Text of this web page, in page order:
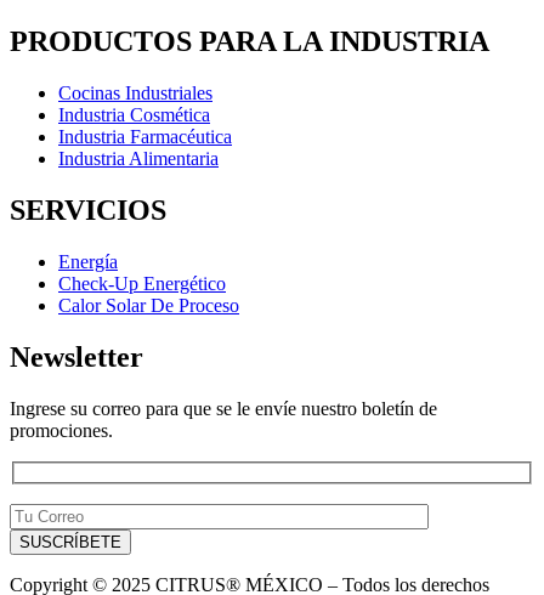
PRODUCTOS PARA LA INDUSTRIA
Cocinas Industriales
Industria Cosmética
Industria Farmacéutica
Industria Alimentaria
SERVICIOS
Energía
Check-Up Energético
Calor Solar De Proceso
Newsletter
Ingrese su correo para que se le envíe nuestro boletín de
promociones.
Copyright © 2025 CITRUS® MÉXICO – Todos los derechos